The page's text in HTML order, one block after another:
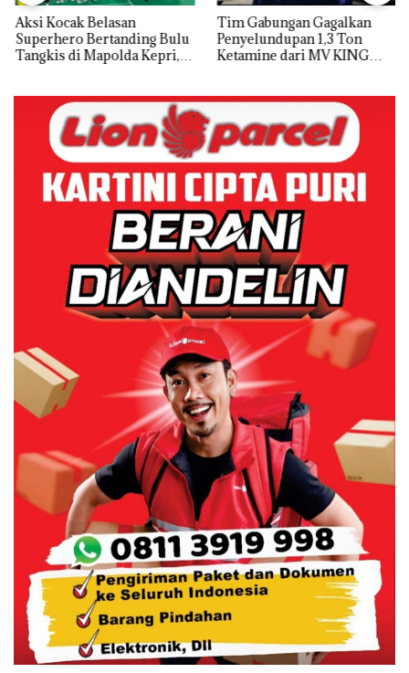
Aksi Kocak Belasan
Superhero Bertanding Bulu
Tangkis di Mapolda Kepri,
Tim Gabungan Gagalkan
Penyelundupan 1,3 Ton
Ketamine dari MV KING